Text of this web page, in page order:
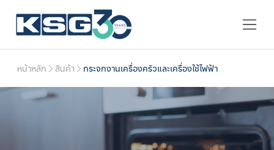
หน้าหลัก สินค้า กระจกงานเครื่องครัวและเครื่องใช้ไฟฟ้า